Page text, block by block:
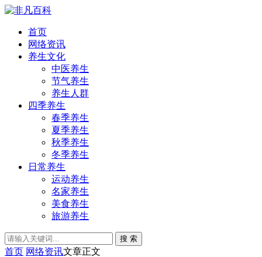
首页
网络资讯
养生文化
中医养生
节气养生
养生人群
四季养生
春季养生
夏季养生
秋季养生
冬季养生
日常养生
运动养生
名家养生
美食养生
旅游养生
搜 索
首页 网络资讯文章正文